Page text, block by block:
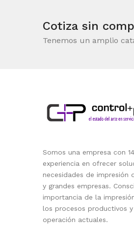
Cotiza sin
Tenemos un amplio
Somos una empresa con
experiencia en ofrecer
necesidades de impresión
y grandes empresas.
importancia de la
los procesos productivos
operación actuales.